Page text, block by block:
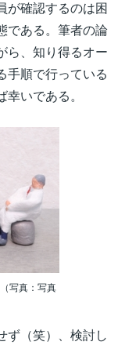
が確認するのは困
である。筆者の論
ら、知り得るオー
手順で行っている
いである。
写真：写真
ず（笑）、検討し